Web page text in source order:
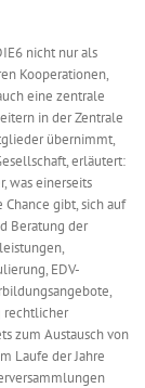
nicht nur als
Kooperationen,
eine zentrale
in der Zentrale
übernimmt,
erläutert:
was einerseits
gibt, sich auf
Beratung der
EDV-
rechtlicher
zum Austausch von
Laufe der Jahre